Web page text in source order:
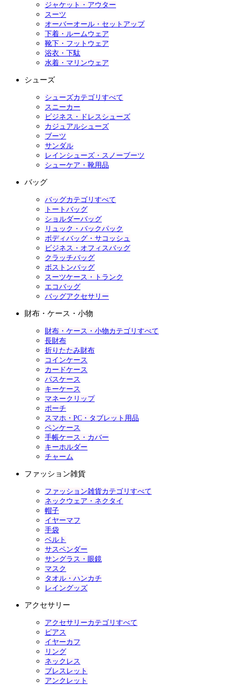
ジャケット・アウター
スーツ
オーバーオール・セットアップ
下着・ルームウェア
靴下・フットウェア
浴衣・下駄
水着・マリンウェア
シューズ
シューズカテゴリすべて
スニーカー
ビジネス・ドレスシューズ
カジュアルシューズ
ブーツ
サンダル
レインシューズ・スノーブーツ
シューケア・靴用品
バッグ
バッグカテゴリすべて
トートバッグ
ショルダーバッグ
リュック・バックパック
ボディバッグ・サコッシュ
ビジネス・オフィスバッグ
クラッチバッグ
ボストンバッグ
スーツケース・トランク
エコバッグ
バッグアクセサリー
財布・ケース・小物
財布・ケース・小物カテゴリすべて
長財布
折りたたみ財布
コインケース
カードケース
パスケース
キーケース
マネークリップ
ポーチ
スマホ・PC・タブレット用品
ペンケース
手帳ケース・カバー
キーホルダー
チャーム
ファッション雑貨
ファッション雑貨カテゴリすべて
ネックウェア・ネクタイ
帽子
イヤーマフ
手袋
ベルト
サスペンダー
サングラス・眼鏡
マスク
タオル・ハンカチ
レイングッズ
アクセサリー
アクセサリーカテゴリすべて
ピアス
イヤーカフ
リング
ネックレス
ブレスレット
アンクレット